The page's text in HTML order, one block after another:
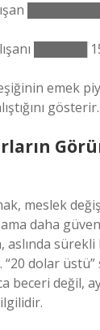
██████
emek
gösterir.
meslek
daha
aslında
dolar üstü”
beceri değil,